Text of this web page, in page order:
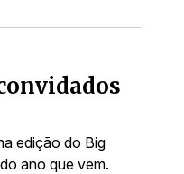
edição do Big
ano que vem.